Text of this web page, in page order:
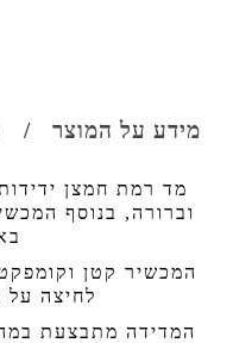
מידע על המוצר
מד רמת חמצן
וברורה, בנוסף
המכשיר קטן
לחיצה על
המדידה מתבצעת